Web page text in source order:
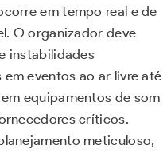
em tempo real e de
O organizador deve
instabilidades
eventos ao ar livre até
equipamentos de som
críticos.
meticuloso,